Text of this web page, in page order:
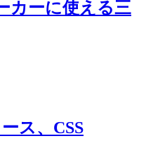
カーに使える三
ス、CSS